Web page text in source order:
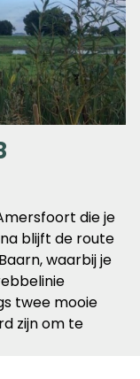
die je
blijft de route
waarbij je
twee mooie
zijn om te